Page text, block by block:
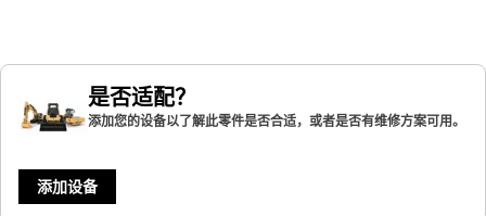
是否适配？
添加您的设备以了解此零件是否合适，或者是否有维修方案可用。
添加设备